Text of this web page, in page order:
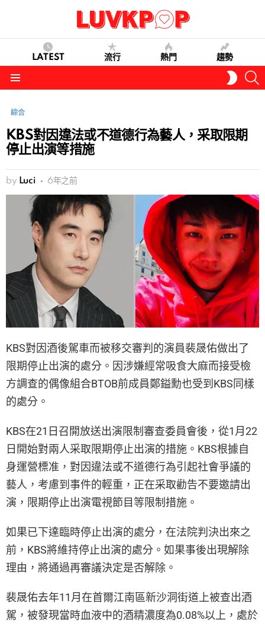
LATEST 流行 熱門 趨勢
SKIN
綜合
KBS對因違法或不道德行為藝人，采取限期
停止出演等措施
by Luci 6年之前
KBS對因酒後駕車而被移交審判的演員裴晟佑做出了
限期停止出演的處分。因涉嫌經常吸食大麻而接受檢
方調查的偶像組合BTOB前成員鄭鎰勳也受到KBS同樣
的處分。
KBS在21日召開放送出演限制審查委員會後，從1月22
日開始對兩人采取限期停止出演的措施。KBS根據自
身運營標准，對因違法或不道德行為引起社會爭議的
藝人，考慮到事件的輕重，正在采取勸告不要邀請出
演，限期停止出演電視節目等限制措施。
如果已下達臨時停止出演的處分，在法院判決出來之
前，KBS將維持停止出演的處分。如果事後出現解除
理由，將通過再審議決定是否解除。
裴晟佑去年11月在首爾江南區新沙洞街道上被查出酒
駕，被發現當時血液中的酒精濃度為0.08%以上，處於